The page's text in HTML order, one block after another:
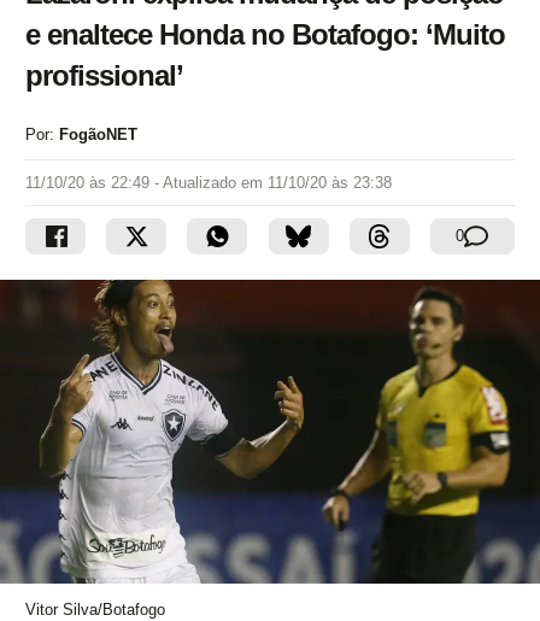
e enaltece Honda no Botafogo: ‘Muito
profissional’
Por: FogãoNET
11/10/20 às 22:49 - Atualizado em 11/10/20 às 23:38
0
Vitor Silva/Botafogo